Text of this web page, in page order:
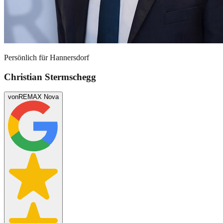
Persönlich fürHannersdorf
Christian Stermschegg
vonREMAX Nova